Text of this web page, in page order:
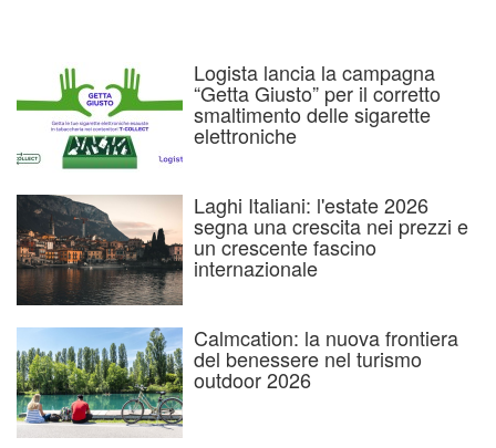
Logista lancia la campagna
“Getta Giusto” per il corretto
smaltimento delle sigarette
elettroniche
Laghi Italiani: l'estate 2026
segna una crescita nei prezzi e
un crescente fascino
internazionale
Calmcation: la nuova frontiera
del benessere nel turismo
outdoor 2026